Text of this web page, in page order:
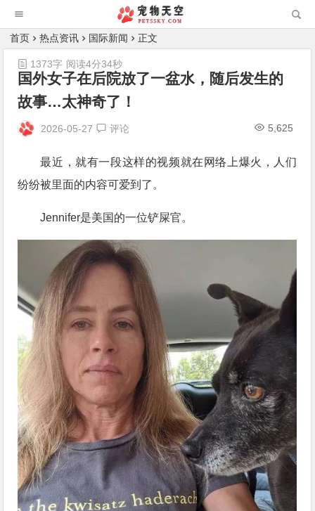
首页 热点资讯 国际新闻 正文
国外女子在后院放了一盆水，随后发生的
故事…太神奇了！
2026-05-27 评论 5,625
1373字 阅读4分34秒
最近，就有一段这样的视频就在网络上爆火，人们
纷纷被里面的内容可爱到了。
Jennifer是美国的一位铲屎官。